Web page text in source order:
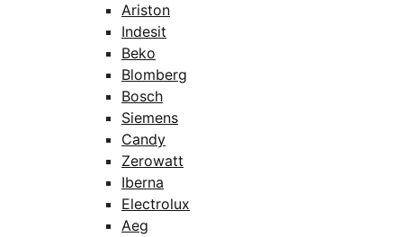
Ariston
Indesit
Beko
Blomberg
Bosch
Siemens
Candy
Zerowatt
Iberna
Electrolux
Aeg